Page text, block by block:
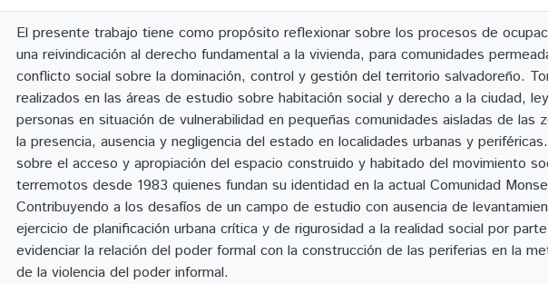
El presente trabajo tiene como propósito reflexionar sobre los procesos de
una reivindicación al derecho fundamental a la vivienda, para comunidades
conflicto social sobre la dominación, control y gestión del territorio salvadoreño.
realizados en las áreas de estudio sobre habitación social y derecho a la ciudad,
personas en situación de vulnerabilidad en pequeñas comunidades aisladas de las
la presencia, ausencia y negligencia del estado en localidades urbanas y
sobre el acceso y apropiación del espacio construido y habitado del movimiento
terremotos desde 1983 quienes fundan su identidad en la actual Comunidad
Contribuyendo a los desafíos de un campo de estudio con ausencia de
ejercicio de planificación urbana crítica y de rigurosidad a la realidad social por
evidenciar la relación del poder formal con la construcción de las periferias en la
de la violencia del poder informal.